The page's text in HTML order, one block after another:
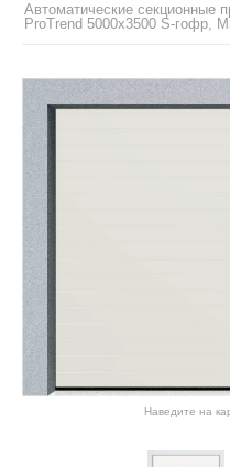
Автоматические секционные
ProTrend 5000х3500 S-гофр,
Наведите на